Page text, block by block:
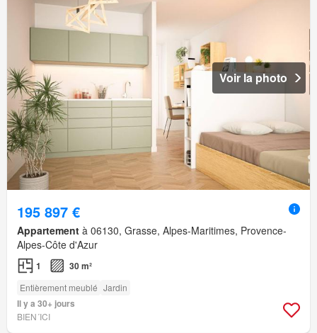
Voir la photo
195 897 €
Appartement à 06130, Grasse, Alpes-Maritimes, Provence-
Alpes-Côte d'Azur
1 30 m²
Entièrement meublé Jardin
Il y a 30+ jours
BIEN´ICI